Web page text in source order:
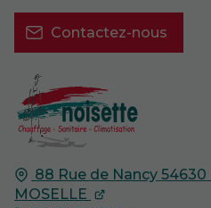
88 Rue de Nancy 54630
MOSELLE
Contactez-nous